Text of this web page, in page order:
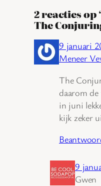
2 reacties
The
9 januari
Meneer
The
daarom
in juni
kijk zeker
9
Gwen